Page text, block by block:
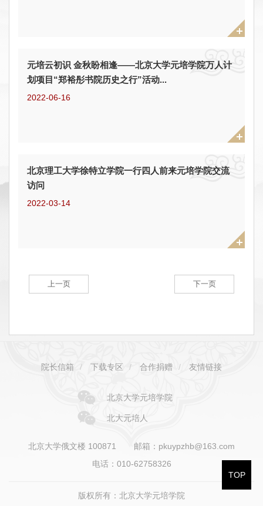
元培云初识 金秋盼相逢——北京大学元培学院万人计
划项目“郑裕彤书院历史之行”活动...
2022-06-16
北京理工大学徐特立学院一行四人前来元培学院交流
访问
2022-03-14
上一页 下一页
TOP
院长信箱 / 下载专区 / 合作捐赠 / 友情链接
北京大学元培学院
北大元培人
北京大学俄文楼 100871
邮箱：pkuypzhb@163.com
电话：010-62758326
版权所有：北京大学元培学院